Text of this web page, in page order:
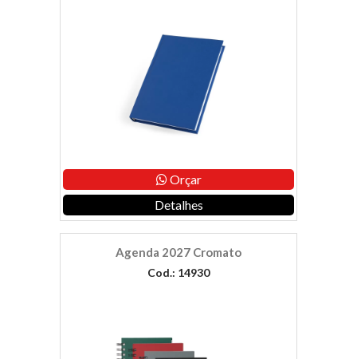
Orçar
Detalhes
Agenda 2027 Cromato
Cod.: 14930